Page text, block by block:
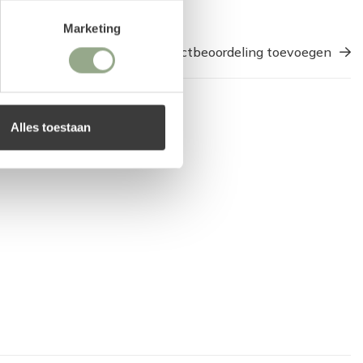
Marketing
Alles toestaan
Een productbeoordeling toevoegen